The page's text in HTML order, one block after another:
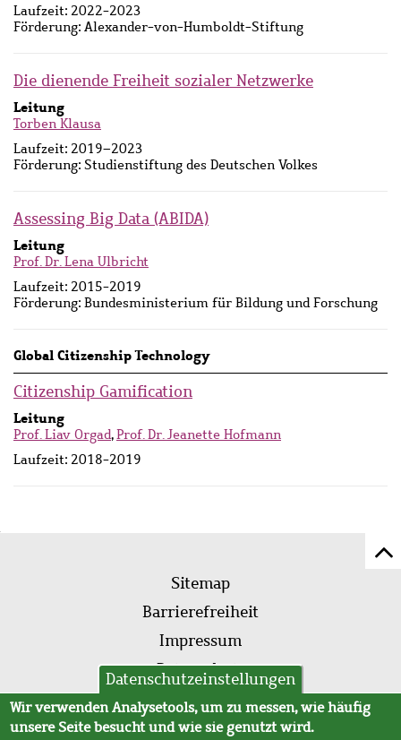
Laufzeit: 2022-2023
Förderung: Alexander-von-Humboldt-Stiftung
Die dienende Freiheit sozialer Netzwerke
Leitung
Torben Klausa
Laufzeit: 2019–2023
Förderung: Studienstiftung des Deutschen Volkes
Assessing Big Data (ABIDA)
Leitung
Prof. Dr. Lena Ulbricht
Laufzeit: 2015-2019
Förderung: Bundesministerium für Bildung und Forschung
Global Citizenship Technology
Citizenship Gamification
Leitung
Prof. Liav Orgad,Prof. Dr. Jeanette Hofmann
Laufzeit: 2018-2019
Fußleistenmenü
Sitemap
Barrierefreiheit
Impressum
Datenschutz
AVB
Datenschutzeinstellungen
Wir verwenden Analysetools, um zu messen, wie häufig
unsere Seite besucht und wie sie genutzt wird.